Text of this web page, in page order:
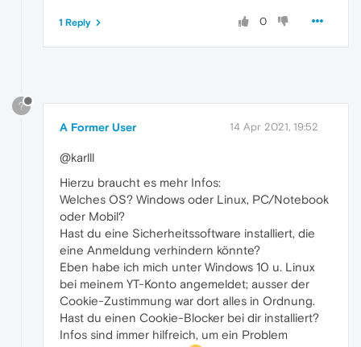
0
1 Reply
?
A Former User 14 Apr 2021, 19:52
@karlll
Hierzu braucht es mehr Infos:
Welches OS? Windows oder Linux, PC/Notebook
oder Mobil?
Hast du eine Sicherheitssoftware installiert, die
eine Anmeldung verhindern könnte?
Eben habe ich mich unter Windows 10 u. Linux
bei meinem YT-Konto angemeldet; ausser der
Cookie-Zustimmung war dort alles in Ordnung.
Hast du einen Cookie-Blocker bei dir installiert?
Infos sind immer hilfreich, um ein Problem